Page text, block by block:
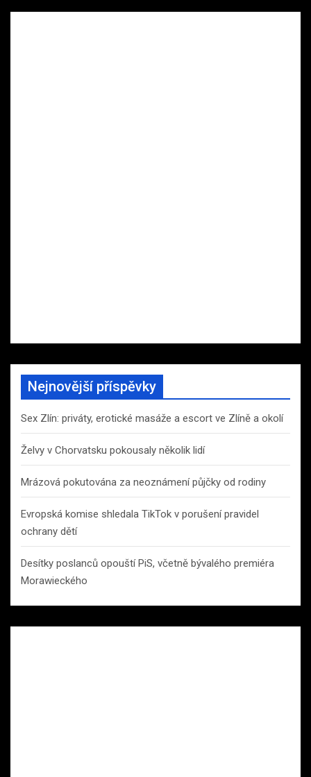
Nejnovější příspěvky
Sex Zlín: priváty, erotické masáže a escort ve Zlíně a okolí
Želvy v Chorvatsku pokousaly několik lidí
Mrázová pokutována za neoznámení půjčky od rodiny
Evropská komise shledala TikTok v porušení pravidel
ochrany dětí
Desítky poslanců opouští PiS, včetně bývalého premiéra
Morawieckého